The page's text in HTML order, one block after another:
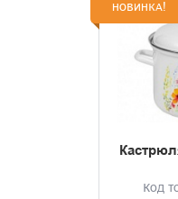
НОВИНКА!
Код